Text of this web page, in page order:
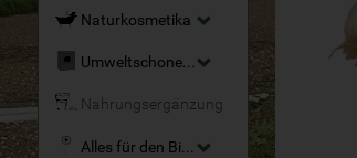
Naturkosmetika
Umweltschonende Reinigungsmittel
Nahrungsergänzung
Alles für den Bio-Garten